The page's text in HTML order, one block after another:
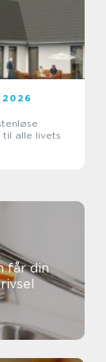
til alle livets